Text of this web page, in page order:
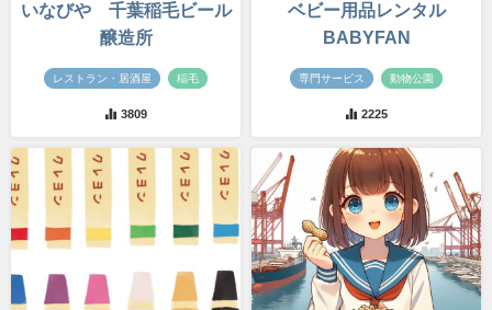
いなびや 千葉稲毛ビール
醸造所
レストラン・居酒屋 稲毛
3809
ベビー用品レンタル
BABYFAN
専門サービス 動物公園
2225